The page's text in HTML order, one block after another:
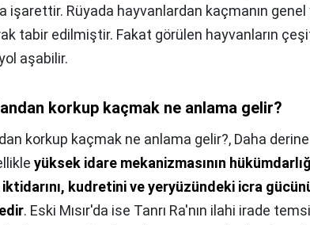
işarettir. Rüyada hayvanlardan kaçmanın genel
tabir edilmiştir. Fakat görülen hayvanların
aşabilir.
korkup kaçmak ne anlama gelir?
korkup kaçmak ne anlama gelir?, Daha
yüksek idare mekanizmasının
kudretini ve yeryüzündeki icra
. Eski Mısır'da ise Tanrı Ra'nın ilahi irade